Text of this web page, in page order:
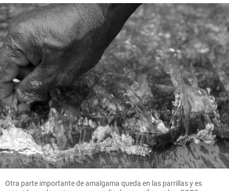
Otra parte importante de amalgama queda en las parrillas y es